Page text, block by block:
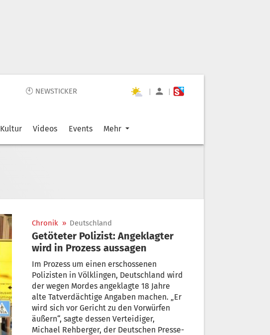
🕙 NEWSTICKER | |
Kultur Videos Events Mehr
Chronik » Deutschland
Getöteter Polizist: Angeklagter
wird in Prozess aussagen
Im Prozess um einen erschossenen
Polizisten in Völklingen, Deutschland wird
der wegen Mordes angeklagte 18 Jahre
alte Tatverdächtige Angaben machen. „Er
wird sich vor Gericht zu den Vorwürfen
äußern“, sagte dessen Verteidiger,
Michael Rehberger, der Deutschen Presse-